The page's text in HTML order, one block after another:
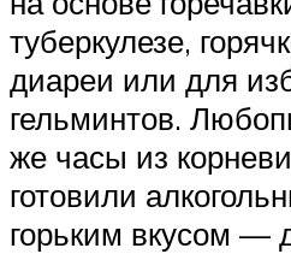
туберкулезе,
диареи или для
гельминтов.
же часы из
готовили
горьким вкусом —